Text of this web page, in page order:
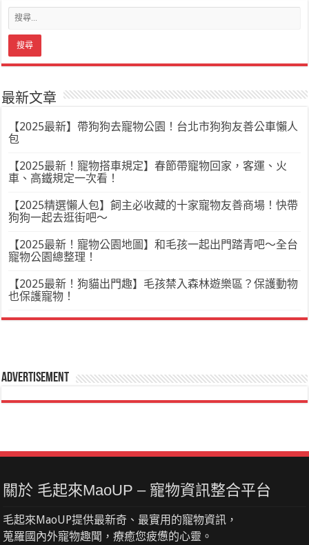
最新文章
【2025最新】帶狗狗去寵物公園！台北市狗狗友善公車懶人
包
【2025最新！寵物搭車規定】春節帶寵物回家，客運、火
車、高鐵規定一次看！
【2025精選懶人包】飼主必收藏的十家寵物友善商場！快帶
狗狗一起去逛街吧～
【2025最新！寵物公園地圖】和毛孩一起出門踏青吧～全台
寵物公園總整理！
【2025最新！狗貓出門趣】毛孩禁入森林遊樂區？保護動物
也保護寵物！
Advertisement
關於 毛起來MaoUP – 寵物資訊整合平台
毛起來MaoUP提供最新奇、最實用的寵物資訊，
蒐羅國內外寵物趣聞，療癒您疲憊的心靈。